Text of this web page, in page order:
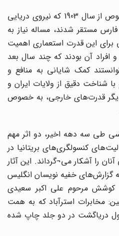
از ابتدای سده بیستم و به خصوص از سال 1903 که نیروی دریایی
مستقر شدند، مساله نیاز به
این قدرت استعماری اهمیت
آن بودند که چند سال بعد
کمک شایانی به منافع و
شناخت دقیق از ولایات ایران و
قدرت‌های خارجی، به خصوص
طی سه دهه اخیر، دو اثر مهم
کنسولگری‌های بریتانیا در
را آشکار می¬گرداند. این آثار
گزارش‌های خفیه نویسان انگلیس
کوشش مرحوم علی اکبر سعیدی
مخابرات استرآباد که به همت
دریاگشت در دو جلد چاپ شده